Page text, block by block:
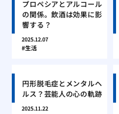
プロペシアとアルコール
の関係。飲酒は効果に影
響する？
2025.12.07
生活
円形脱毛症とメンタルヘ
ルス？芸能人の心の軌跡
2025.11.22